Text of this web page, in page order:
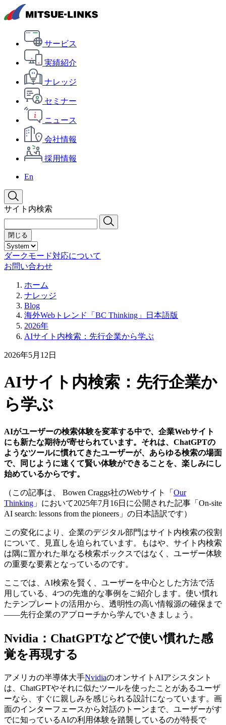
サービス
実績紹介
ナレッジ
セミナー
ニュース
会社情報
採用情報
En
サイト内検索
閉じる
ダークモード対応について
お問い合わせ
ホーム
ナレッジ
Blog
海外Webトレンド「BC Thinking」日本語版
2026年
AIサイト内検索：先行企業から学ぶ
2026年5月12日
AIサイト内検索：先行企業か
ら学ぶ
AIがユーザーの検索体験を変革する中で、企業Webサイト
にも新たな期待が寄せられています。それは、ChatGPTの
ようなツールに慣れてきたユーザーが、あらゆる検索の場面
で、同じように速くて賢い体験ができることを、楽しみにし
始めているからです。
（この記事は、 Bowen Craggs社のWebサイト「 Our
Thinking 」において2025年7月16日に公開された記事「On-site
AI search: lessons from the pioneers」の日本語訳です）
この変化により、企業のデジタル部門はサイト内検索の役割
について、見直しを迫られています。もはや、サイト内検索
は隅に置かれた単なる検索ボックスではなく、ユーザー体験
の重要な要素となっているのです。
ここでは、AI検索を賢く、ユーザーを中心とした方法で活
用している、4つの先進的な事例をご紹介します。使い慣れ
たテンプレートの活用から、透明性の高い情報源の確保まで
――先行企業のアプローチから学んでいきましょう。
Nvidia：ChatGPTなどで使い慣れた感
覚を再現する
アメリカの半導体大手NvidiaのオンサイトAIアシスタント
は、ChatGPTやそれに似たツールを使ったことがあるユーザ
ーなら、すぐに親しみを感じられる設計になっています。画
面のインターフェースから対話のトーンまで、ユーザーがす
でに知っているAIの利用体験を踏襲しているのが特長で